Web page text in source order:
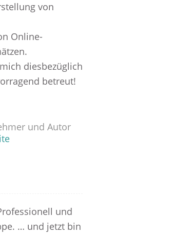
von
Online-
diesbezüglich
betreut!
und Autor
und
… und jetzt bin